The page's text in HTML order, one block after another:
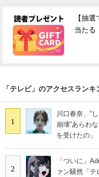
【抽
当たる
「テレビ」のアクセスランキ
1
川口春奈、“
崩壊”あらわ
を受けたの」
2
「ついに」
ァン騒然「テ